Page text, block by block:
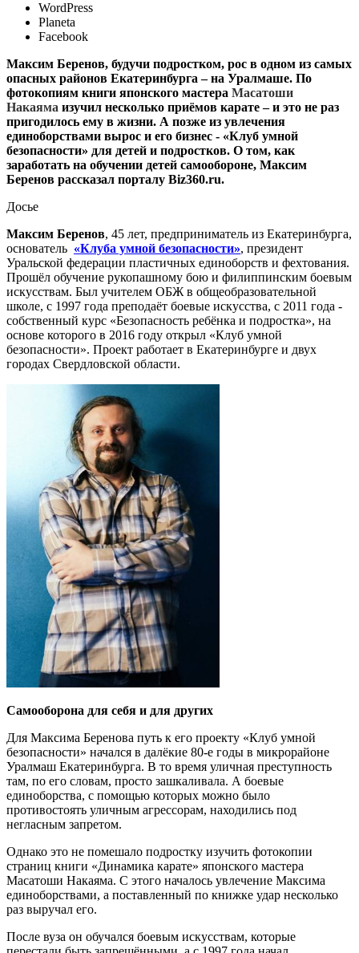
WordPress
Planeta
Facebook
Максим Беренов, будучи подростком, рос в одном из самых
опасных районов Екатеринбурга – на Уралмаше. По
фотокопиям книги японского мастера Масатоши
Накаяма изучил несколько приёмов карате – и это не раз
пригодилось ему в жизни. А позже из увлечения
единоборствами вырос и его бизнес - «Клуб умной
безопасности» для детей и подростков. О том, как
заработать на обучении детей самообороне, Максим
Беренов рассказал порталу Biz360.ru.
Досье
Максим Беренов, 45 лет, предприниматель из Екатеринбурга,
основатель «Клуба умной безопасности», президент
Уральской федерации пластичных единоборств и фехтования.
Прошёл обучение рукопашному бою и филиппинским боевым
искусствам. Был учителем ОБЖ в общеобразовательной
школе, с 1997 года преподаёт боевые искусства, с 2011 года -
собственный курс «Безопасность ребёнка и подростка», на
основе которого в 2016 году открыл «Клуб умной
безопасности». Проект работает в Екатеринбурге и двух
городах Свердловской области.
Самооборона для себя и для других
Для Максима Беренова путь к его проекту «Клуб умной
безопасности» начался в далёкие 80-е годы в микрорайоне
Уралмаш Екатеринбурга. В то время уличная преступность
там, по его словам, просто зашкаливала. А боевые
единоборства, с помощью которых можно было
противостоять уличным агрессорам, находились под
негласным запретом.
Однако это не помешало подростку изучить фотокопии
страниц книги «Динамика карате» японского мастера
Масатоши Накаяма. С этого началось увлечение Максима
единоборствами, а поставленный по книжке удар несколько
раз выручал его.
После вуза он обучался боевым искусствам, которые